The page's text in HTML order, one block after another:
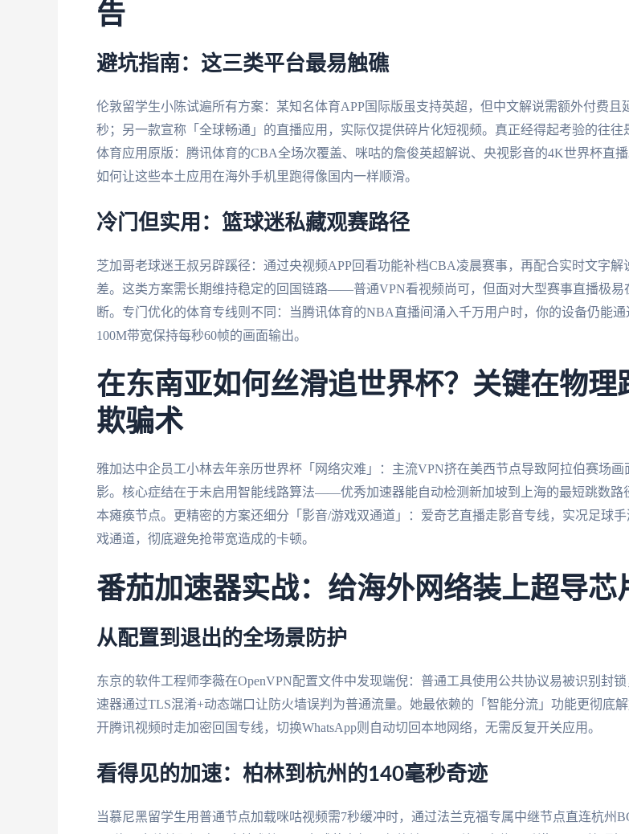
告
避坑指南：这三类平台最易触礁
伦敦留学生小陈试遍所有方案：某知名体育APP国际版虽支持英超，但中文解说需额外付费且
秒；另一款宣称「全球畅通」的直播应用，实际仅提供碎片化短视频。真正经得起考验的往往
体育应用原版：腾讯体育的CBA全场次覆盖、咪咕的詹俊英超解说、央视影音的4K世界杯直
如何让这些本土应用在海外手机里跑得像国内一样顺滑。
冷门但实用：篮球迷私藏观赛路径
芝加哥老球迷王叔另辟蹊径：通过央视频APP回看功能补档CBA凌晨赛事，再配合实时文字解
差。这类方案需长期维持稳定的回国链路——普通VPN看视频尚可，但面对大型赛事直播极易
断。专门优化的体育专线则不同：当腾讯体育的NBA直播间涌入千万用户时，你的设备仍能通
100M带宽保持每秒60帧的画面输出。
在东南亚如何丝滑追世界杯？关键在物理
欺骗术
雅加达中企员工小林去年亲历世界杯「网络灾难」：主流VPN挤在美西节点导致阿拉伯赛场画
影。核心症结在于未启用智能线路算法——优秀加速器能自动检测新加坡到上海的最短跳数路
本瘫痪节点。更精密的方案还细分「影音/游戏双通道」：爱奇艺直播走影音专线，实况足球
戏通道，彻底避免抢带宽造成的卡顿。
番茄加速器实战：给海外网络装上超导芯
从配置到退出的全场景防护
东京的软件工程师李薇在OpenVPN配置文件中发现端倪：普通工具使用公共协议易被识别封
速器通过TLS混淆+动态端口让防火墙误判为普通流量。她最依赖的「智能分流」功能更彻底
开腾讯视频时走加密回国专线，切换WhatsApp则自动切回本地网络，无需反复开关应用。
看得见的加速：柏林到杭州的140毫秒奇迹
当慕尼黑留学生用普通节点加载咪咕视频需7秒缓冲时，通过法兰克福专属中继节点直连杭州